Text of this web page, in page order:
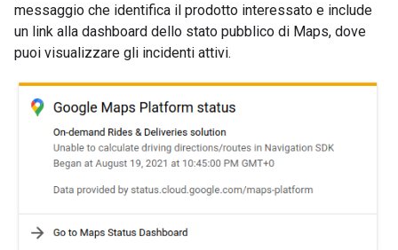
messaggio che identifica il prodotto interessato e include
un link alla dashboard dello stato pubblico di Maps, dove
puoi visualizzare gli incidenti attivi.